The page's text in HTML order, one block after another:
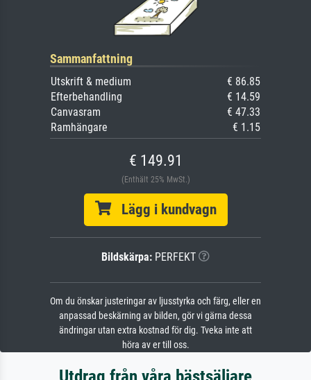
Sammanfattning
Utskrift & medium
€ 86.85
Efterbehandling
€ 14.59
Canvasram
€ 47.33
Ramhängare
€ 1.15
€ 149.91
(Enthält 25% MwSt.)
Lägg i kundvagn
Bildskärpa: PERFEKT
Om du önskar justeringar av ljusstyrka och färg, eller en
anpassad beskärning av bilden, gör vi gärna dessa
ändringar utan extra kostnad för dig. Tveka inte att
höra av er till oss.
Utdrag från våra bästsäljare